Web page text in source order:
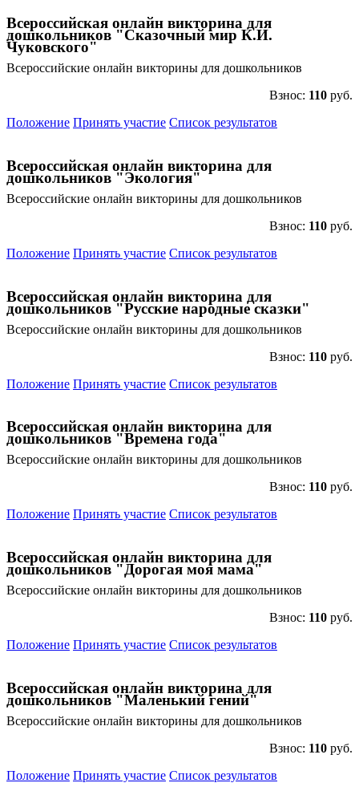
Всероссийская онлайн викторина для
дошкольников "Сказочный мир К.И.
Чуковского"
Всероссийские онлайн викторины для дошкольников
Взнос: 110 руб.
Положение Принять участие Список результатов
Всероссийская онлайн викторина для
дошкольников "Экология"
Всероссийские онлайн викторины для дошкольников
Взнос: 110 руб.
Положение Принять участие Список результатов
Всероссийская онлайн викторина для
дошкольников "Русские народные сказки"
Всероссийские онлайн викторины для дошкольников
Взнос: 110 руб.
Положение Принять участие Список результатов
Всероссийская онлайн викторина для
дошкольников "Времена года"
Всероссийские онлайн викторины для дошкольников
Взнос: 110 руб.
Положение Принять участие Список результатов
Всероссийская онлайн викторина для
дошкольников "Дорогая моя мама"
Всероссийские онлайн викторины для дошкольников
Взнос: 110 руб.
Положение Принять участие Список результатов
Всероссийская онлайн викторина для
дошкольников "Маленький гений"
Всероссийские онлайн викторины для дошкольников
Взнос: 110 руб.
Положение Принять участие Список результатов